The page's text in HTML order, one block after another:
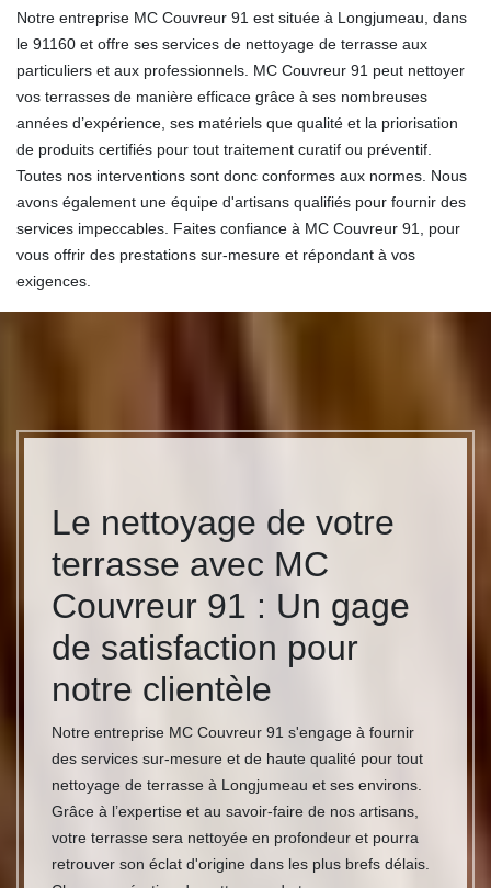
Notre entreprise MC Couvreur 91 est située à Longjumeau, dans
le 91160 et offre ses services de nettoyage de terrasse aux
particuliers et aux professionnels. MC Couvreur 91 peut nettoyer
vos terrasses de manière efficace grâce à ses nombreuses
années d’expérience, ses matériels que qualité et la priorisation
de produits certifiés pour tout traitement curatif ou préventif.
Toutes nos interventions sont donc conformes aux normes. Nous
avons également une équipe d'artisans qualifiés pour fournir des
services impeccables. Faites confiance à MC Couvreur 91, pour
vous offrir des prestations sur-mesure et répondant à vos
exigences.
Le nettoyage de votre
terrasse avec MC
Couvreur 91 : Un gage
de satisfaction pour
notre clientèle
Notre entreprise MC Couvreur 91 s'engage à fournir
des services sur-mesure et de haute qualité pour tout
nettoyage de terrasse à Longjumeau et ses environs.
Grâce à l’expertise et au savoir-faire de nos artisans,
votre terrasse sera nettoyée en profondeur et pourra
retrouver son éclat d'origine dans les plus brefs délais.